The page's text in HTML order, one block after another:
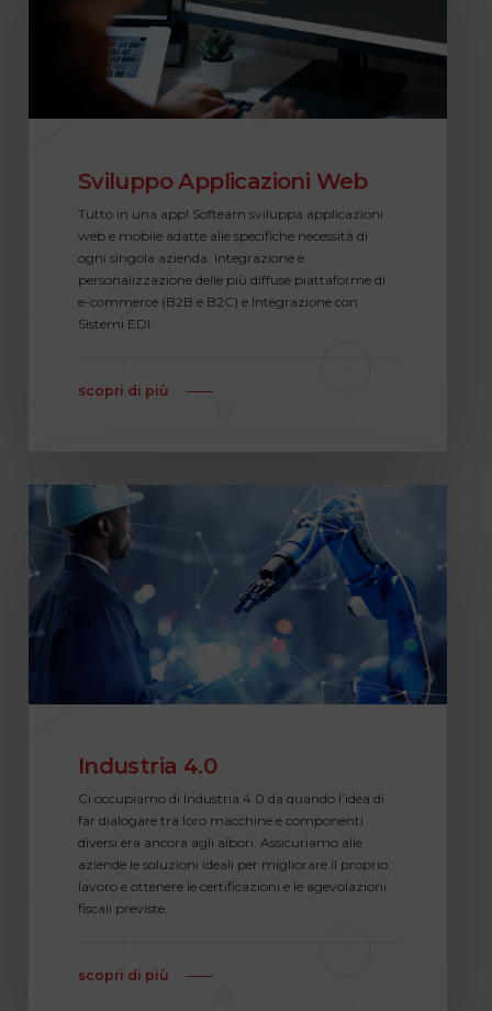
Sviluppo Applicazioni Web
Tutto in una app! Softeam sviluppa applicazioni
web e mobile adatte alle specifiche necessità di
ogni singola azienda. Integrazione e
personalizzazione delle più diffuse piattaforme di
e-commerce (B2B e B2C) e Integrazione con
Sistemi EDI.
scopri di più
Industria 4.0
Ci occupiamo di Industria 4.0 da quando l’idea di
far dialogare tra loro macchine e componenti
diversi era ancora agli albori. Assicuriamo alle
aziende le soluzioni ideali per migliorare il proprio
lavoro e ottenere le certificazioni e le agevolazioni
fiscali previste.
scopri di più